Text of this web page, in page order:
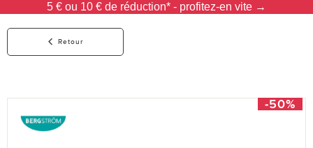
5 € ou 10 € de réduction* - profitez-en vite →
Retour
-50%